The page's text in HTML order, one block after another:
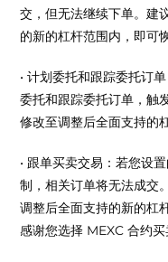
交，但无法继续下单。建
的新的杠杆范围内，即可
• 计划委托和跟踪委托订
委托和跟踪委托订单，触
修改至调整后全面支持的
• 跟单买卖交易：若您设
制，相关订单将无法成交
调整后全面支持的新的杠
感谢您选择 MEXC 合约买